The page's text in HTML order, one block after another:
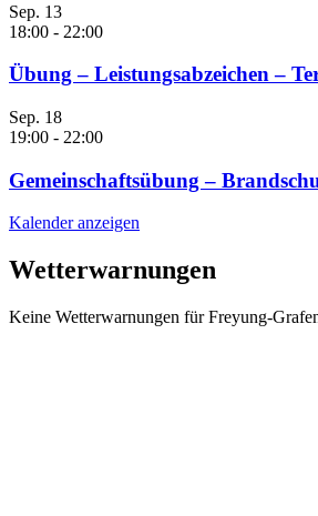
Sep. 13
18:00 - 22:00
Übung – Leistungsabzeichen –
Sep. 18
19:00 - 22:00
Gemeinschaftsübung –
Kalender anzeigen
Wetterwarnungen
Keine Wetterwarnungen für Freyung-